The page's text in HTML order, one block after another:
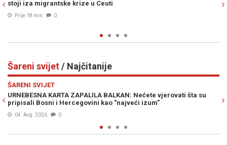
Šareni svijet/ Najčitanije
vjerovati šta su
"SRBI SU VANZEMALJCI SA PLANETE
iznio teorije koje su šokirale gledaoce
Previous